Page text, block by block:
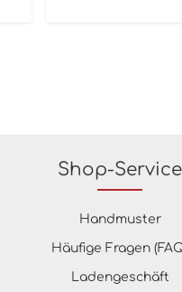
Shop-Service
Handmuster
Häufige Fragen
Ladengeschäft